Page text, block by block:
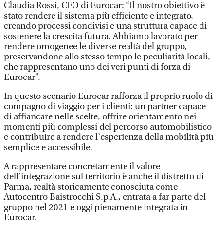
Claudia Rossi, CFO di Eurocar: “Il nostro obiettivo è
stato rendere il sistema più efficiente e integrato,
creando processi condivisi e una struttura capace di
sostenere la crescita futura. Abbiamo lavorato per
rendere omogenee le diverse realtà del gruppo,
preservandone allo stesso tempo le peculiarità locali,
che rappresentano uno dei veri punti di forza di
Eurocar”.
In questo scenario Eurocar rafforza il proprio ruolo di
compagno di viaggio per i clienti: un partner capace
di affiancare nelle scelte, offrire orientamento nei
momenti più complessi del percorso automobilistico
e contribuire a rendere l’esperienza della mobilità più
semplice e accessibile.
A rappresentare concretamente il valore
dell’integrazione sul territorio è anche il distretto di
Parma, realtà storicamente conosciuta come
Autocentro Baistrocchi S.p.A., entrata a far parte del
gruppo nel 2021 e oggi pienamente integrata in
Eurocar.